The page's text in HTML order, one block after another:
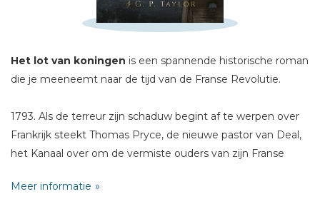
Het lot van koningen is een spannende historische roman
die je meeneemt naar de tijd van de Franse Revolutie.
1793. Als de terreur zijn schaduw begint af te werpen over
Frankrijk steekt Thomas Pryce, de nieuwe pastor van Deal,
het Kanaal over om de vermiste ouders van zijn Franse
angstige gevaren vervolgt hij zijn weg naar Bretagne, waar
Meer informatie
Titel *
Bericht *